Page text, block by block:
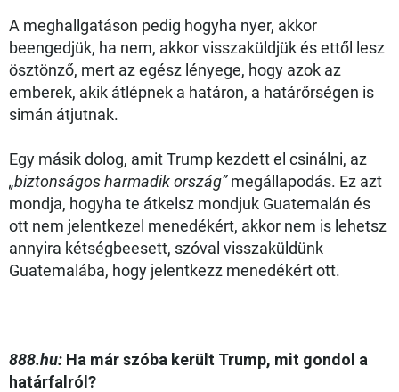
A meghallgatáson pedig hogyha nyer, akkor
beengedjük, ha nem, akkor visszaküldjük és ettől lesz
ösztönző, mert az egész lényege, hogy azok az
emberek, akik átlépnek a határon, a határőrségen is
simán átjutnak.
Egy másik dolog, amit Trump kezdett el csinálni, az
„biztonságos harmadik ország”megállapodás. Ez azt
mondja, hogyha te átkelsz mondjuk Guatemalán és
ott nem jelentkezel menedékért, akkor nem is lehetsz
annyira kétségbeesett, szóval visszaküldünk
Guatemalába, hogy jelentkezz menedékért ott.
888.hu: Ha már szóba került Trump, mit gondol a
határfalról?